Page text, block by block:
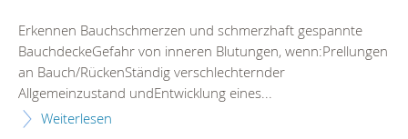
Erkennen Bauchschmerzen und schmerzhaft gespannte
BauchdeckeGefahr von inneren Blutungen, wenn:Prellungen
an Bauch/RückenStändig verschlechternder
Allgemeinzustand undEntwicklung eines...
Weiterlesen